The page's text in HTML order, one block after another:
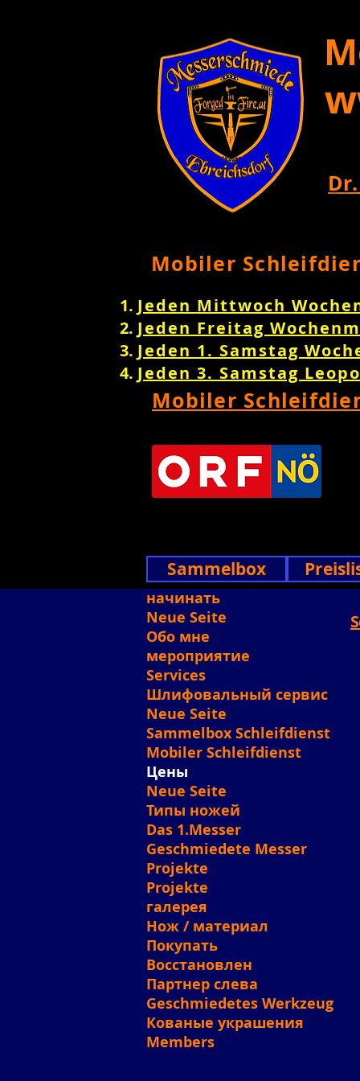
Mobiler
Jeden Mittwoch
Jeden Freitag
Jeden 1. Samstag
Jeden 3. Samstag
Mobiler
Sammelbox
начинать
Neue Seite
Обо мне
мероприятие
Services
Шлифовальный сервис
Neue Seite
Sammelbox Schleifdienst
Mobiler Schleifdienst
Цены
Neue Seite
Типы ножей
Das 1.Messer
Geschmiedete Messer
Projekte
Projekte
галерея
Нож / материал
Покупать
Восстановлен
Партнер слева
Geschmiedetes Werkzeug
Кованые украшения
Members